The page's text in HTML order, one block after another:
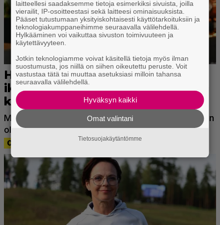
laitteellesi saadaksemme tietoja esimerkiksi sivuista, joilla
vierailit, IP-osoitteestasi sekä laitteesi ominaisuuksista.
Pääset tutustumaan yksityiskohtaisesti käyttötarkoituksiin ja
teknologiakumppaneihimme seuraavalla välilehdellä.
Hylkääminen voi vaikuttaa sivuston toimivuuteen ja
käytettävyyteen.
Jotkin teknologiamme voivat käsitellä tietoja myös ilman
suostumusta, jos niillä on siihen oikeutettu peruste. Voit
vastustaa tätä tai muuttaa asetuksiasi milloin tahansa
seuraavalla välilehdellä.
Hyväksyn kaikki
Omat valintani
Tietosuojakäytäntömme